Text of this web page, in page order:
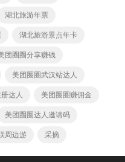
湖北旅游年票
湖北旅游景点年卡
团圈圈分享赚钱
美团圈圈武汉站达人
达人 美团圈圈赚佣金
美团圈圈达人邀请码
周边游 采摘